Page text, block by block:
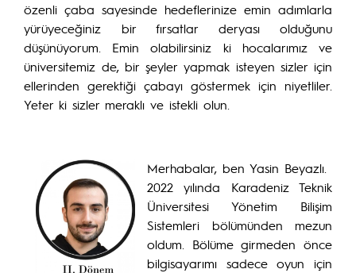
özenli çaba sayesinde hedeflerinize emin adımlarla
yürüyeceğiniz bir fırsatlar deryası olduğunu
düşünüyorum. Emin olabilirsiniz ki hocalarımız ve
üniversitemiz de, bir şeyler yapmak isteyen sizler için
ellerinden gerektiği çabayı göstermek için niyetliler.
Yeter ki sizler meraklı ve istekli olun.
Merhabalar, ben Yasin Beyazlı.
2022 yılında Karadeniz Teknik
Üniversitesi Yönetim Bilişim
Sistemleri bölümünden mezun
oldum. Bölüme girmeden önce
bilgisayarımı sadece oyun için